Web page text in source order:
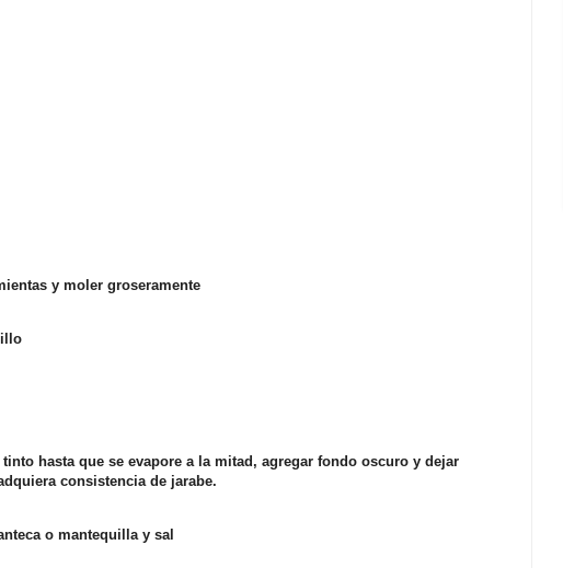
y moler groseramente
hasta que se evapore a la mitad, agregar fondo oscuro y dejar
consistencia de jarabe.
o mantequilla y sal